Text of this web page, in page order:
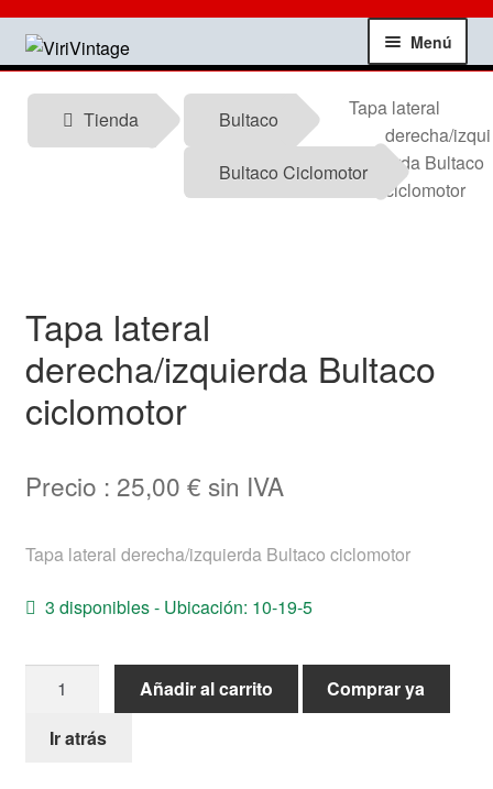
Ir
a
navegación
Ir
al
Menú
Tienda
Noticias
Testimonios
Tienda Bultaco
Bultaco Ciclomotor
Tapa lateral
derecha/izqui
erda Bultaco
ciclomotor
Tapa lateral
derecha/izquierda Bultaco
ciclomotor
Precio : 25,00 € sin IVA
Tapa lateral derecha/izquierda Bultaco ciclomotor
3 disponibles - Ubicación: 10-19-5
derecha/izquierda
Añadir al carrito
Comprar ya
Ir atrás